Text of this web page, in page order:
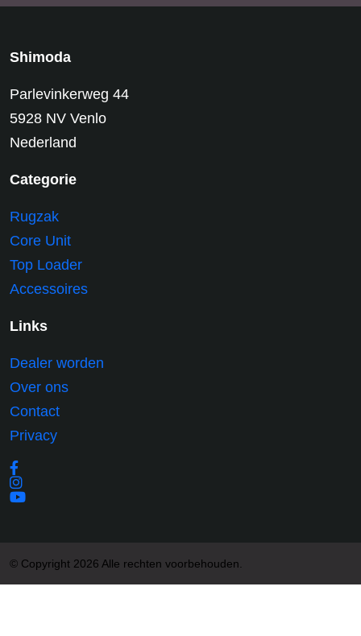
Shimoda
Parlevinkerweg 44
5928 NV Venlo
Nederland
Categorie
Rugzak
Core Unit
Top Loader
Accessoires
Links
Dealer worden
Over ons
Contact
Privacy
© Copyright 2026 Alle rechten voorbehouden.